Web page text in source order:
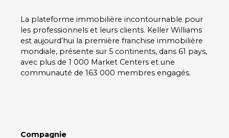
La plateforme immobilière incontournable pour
les professionnels et leurs clients. Keller Williams
est aujourd’hui la première franchise immobilière
mondiale, présente sur 5 continents, dans 61 pays,
avec plus de 1 000 Market Centers et une
communauté de 163 000 membres engagés.
Compagnie